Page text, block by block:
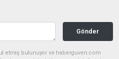
Gönder
etmiş bulunuyor ve haberguven.com